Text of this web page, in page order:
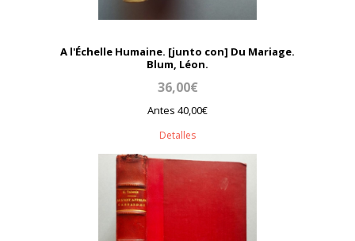
A l'Échelle Humaine. [junto con] Du Mariage.
Blum, Léon.
36,00€
Antes 40,00€
Detalles